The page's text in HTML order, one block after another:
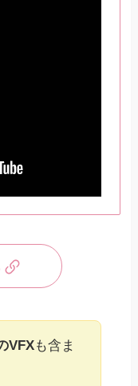
VFXも含ま